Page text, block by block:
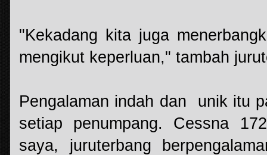
"Kekadang kita juga
mengikut keperluan," tambah
Pengalaman indah dan unik itu
setiap penumpang. Cessna
saya, juruterbang